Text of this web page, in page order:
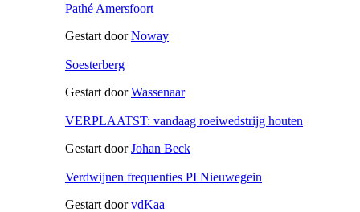
Pathé Amersfoort
Gestart doorNoway
Soesterberg
Gestart doorWassenaar
VERPLAATST: vandaag roeiwedstrijg houten
Gestart doorJohan Beck
Verdwijnen frequenties PI Nieuwegein
Gestart doorvdKaa